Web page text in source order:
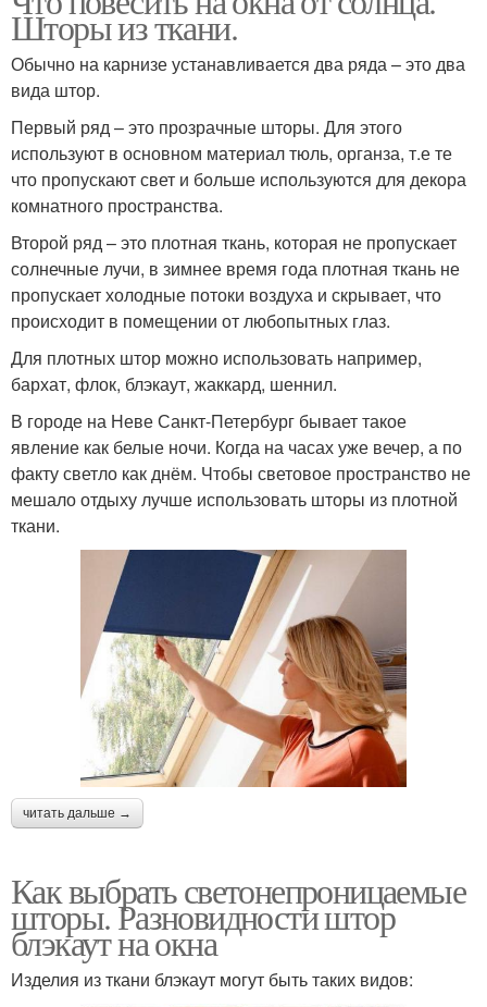
Шторы из ткани.
Обычно на карнизе устанавливается два ряда – это два
вида штор.
Первый ряд – это прозрачные шторы. Для этого
используют в основном материал тюль, органза, т.е те
что пропускают свет и больше используются для декора
комнатного пространства.
Второй ряд – это плотная ткань, которая не пропускает
солнечные лучи, в зимнее время года плотная ткань не
пропускает холодные потоки воздуха и скрывает, что
происходит в помещении от любопытных глаз.
Для плотных штор можно использовать например,
бархат, флок, блэкаут, жаккард, шеннил.
В городе на Неве Санкт-Петербург бывает такое
явление как белые ночи. Когда на часах уже вечер, а по
факту светло как днём. Чтобы световое пространство не
мешало отдыху лучше использовать шторы из плотной
ткани.
читать дальше →
Как выбрать светонепроницаемые
шторы. Разновидности штор
блэкаут на окна
Изделия из ткани блэкаут могут быть таких видов: